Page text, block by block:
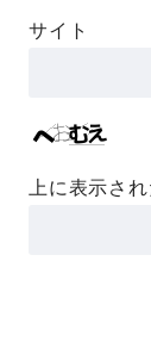
サイト
上に表示さ